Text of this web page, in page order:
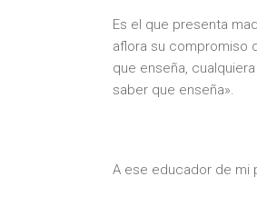
Es el que presenta
aflora su compromiso
que enseña,
saber que enseña».
A ese educador de mi